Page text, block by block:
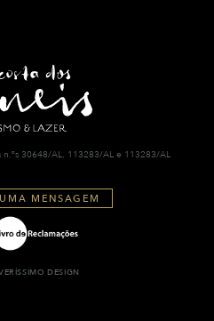
n.ºs 30648/AL, 113283/AL e 113283/AL
MENSAGEM
DESIGN